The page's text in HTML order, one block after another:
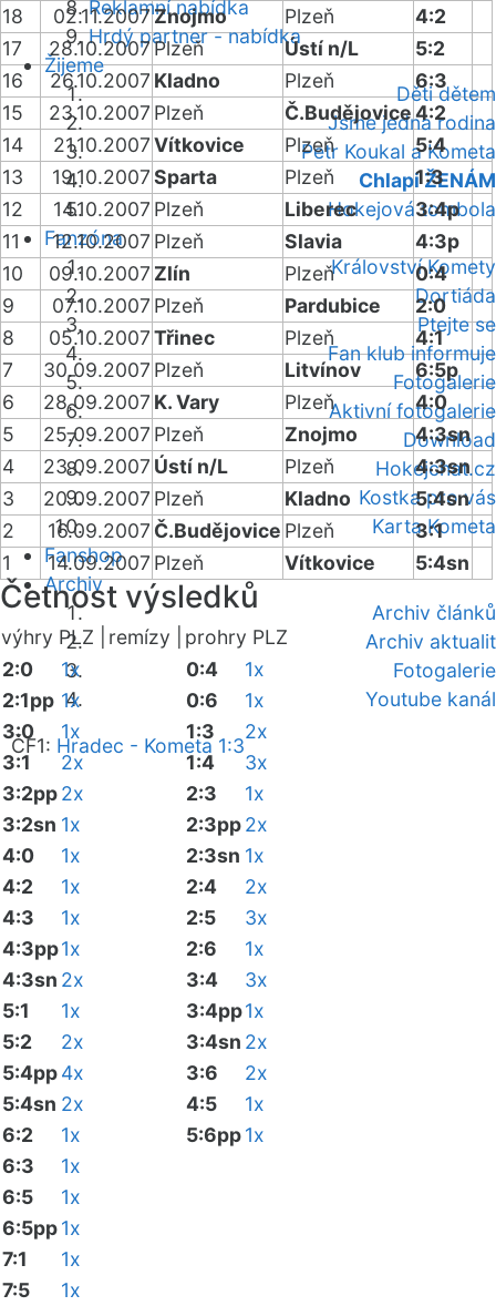
Reklamní nabídka
Hrdý partner - nabídka
Žijeme
Děti dětem
Jsme jedna rodina
Petr Koukal a Kometa
Chlapi ŽENÁM
Hokejová tombola
Fanzóna
Království Komety
Dortiáda
Ptejte se
Fan klub informuje
Fotogalerie
Aktivní fotogalerie
Download
Hokejchat.cz
Kostka pro vás
Karta Kometa
Fanshop
Archiv
Archiv článků
Archiv aktualit
Fotogalerie
Youtube kanál
ČF1: Hradec - Kometa 1:3
18 02.11.2007 Znojmo Plzeň
4:2
17
28.10.2007Plzeň Ústí n/L
5:2
16
26.10.2007 Kladno Plzeň
6:3
15
23.10.2007 Plzeň Č.Budějovice4:2
14
21.10.2007Vítkovice Plzeň
5:4
13
19.10.2007Sparta Plzeň
1:3
12
14.10.2007 Plzeň Liberec
3:4p
11
12.10.2007 Plzeň Slavia
4:3p
10
09.10.2007 Zlín Plzeň
0:4
9
07.10.2007 Plzeň Pardubice
2:0
8
05.10.2007Třinec Plzeň
4:1
7
30.09.2007 Plzeň Litvínov
6:5p
6
28.09.2007 K. Vary Plzeň
4:0
5
25.09.2007 Plzeň Znojmo
4:3sn
4
23.09.2007 Ústí n/L Plzeň
4:3sn
3
20.09.2007 Plzeň Kladno
5:4sn
2
16.09.2007 Č.Budějovice Plzeň
3:1
1
14.09.2007 Plzeň Vítkovice 5:4sn
Četnost výsledků
výhry PLZ | remízy |
prohry PLZ
2:0
1x
2:1pp 1x
3:0
1x
3:1
2x
3:2pp2x
3:2sn 1x
4:0
1x
4:2
1x
4:3
1x
4:3pp1x
4:3sn 2x
5:1
1x
5:2
2x
5:4pp4x
5:4sn 2x
6:2
1x
6:3
1x
6:5
1x
6:5pp1x
7:1
1x
7:5
1x
0:4
1x
0:6
1x
1:3
2x
1:4
3x
2:3
1x
2:3pp2x
2:3sn 1x
2:4
2x
2:5
3x
2:6
1x
3:4
3x
3:4pp1x
3:4sn 2x
3:6
2x
4:5
1x
5:6pp1x